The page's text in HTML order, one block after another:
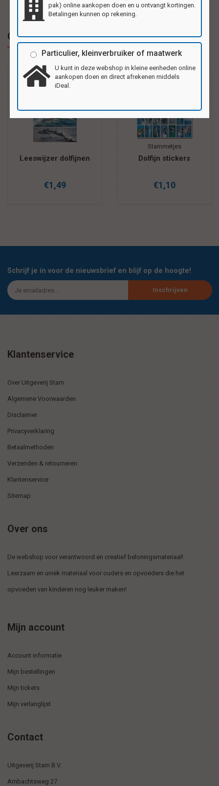
Gerelateerde producten
dolfijnen
Stammetjes
Dolfijn stickers
Schrijf je in voor de nieuwsbrief en blijf op de hoogte!
Inschrijven
Klantenservice
Over Uitgeverij Stam
Algemene Voorwaarden
Disclaimer
Privacyverklaring
Betaalmethoden
Verzenden & retourneren
Klantenservice
Sitemap
Over ons
De webshop voor verantwoord en creatief beloningsmateriaal!
Leerzaam en uniek materiaal voor ouders en opvoeders die het
opvoeden van kinderen nog leuker maken!
Mijn account
Account informatie
Mijn bestellingen
Mijn tickets
Mijn verlanglijst
Contact
Uitgeverij Stam B.V.
Ambachtsweg 27
pak) online aankopen doen en u ontvangt kortingen.
Betalingen kunnen op rekening.
Particulier, kleinverbruiker of maatwerk
U kunt in deze webshop in kleine eenheden online
aankopen doen en direct afrekenen middels
iDeal.